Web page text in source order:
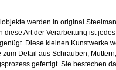
werden in original
diese Art der Verarbeitung ist
Diese kleinen Kunstwerke
Detail aus Schrauben,
gefertigt. Sie bestechen